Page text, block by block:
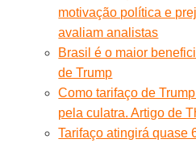
motivação política e
avaliam analistas
Brasil é o maior
de Trump
Como tarifaço de
pela culatra. Artigo de
Tarifaço atingirá quase